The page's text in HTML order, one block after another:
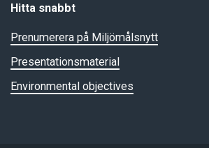
Hitta snabbt
Prenumerera på Miljömålsnytt
Presentationsmaterial
Environmental objectives